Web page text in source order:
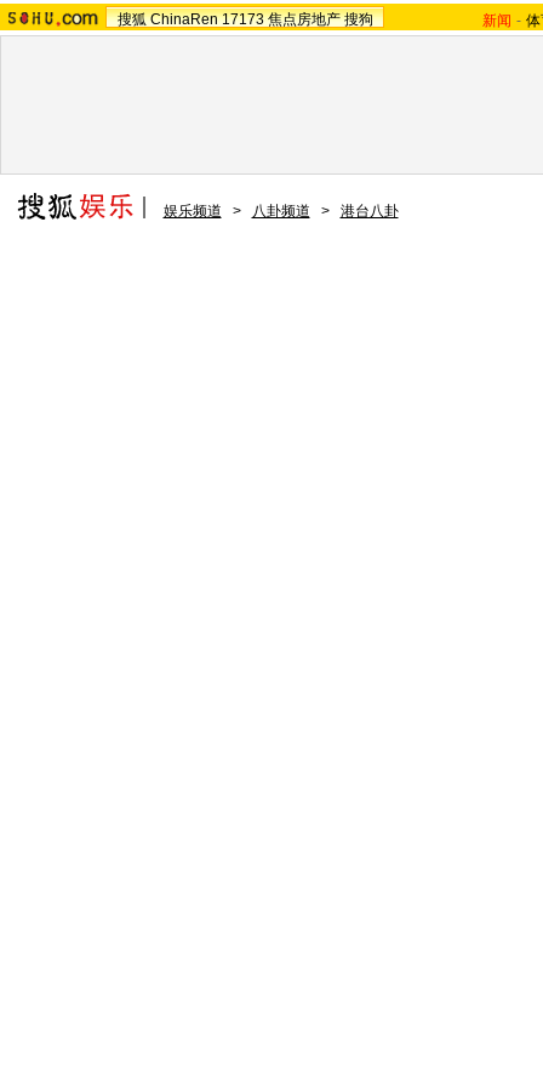
搜狐 ChinaRen 17173 焦点房地产 搜狗 新闻 -
娱乐频道 > 八卦频道 > 港台八卦